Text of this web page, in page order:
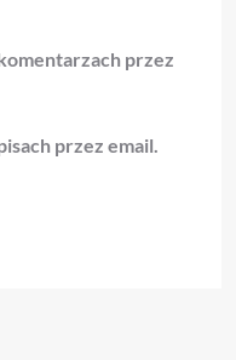
przez
przez email.